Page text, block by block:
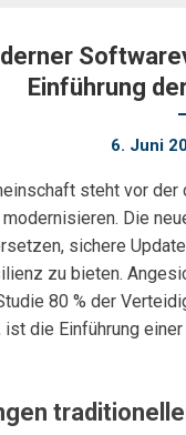
Einführung
6. Juni
steht vor
Die
sichere
zu bieten.
80 % der
die Einführung